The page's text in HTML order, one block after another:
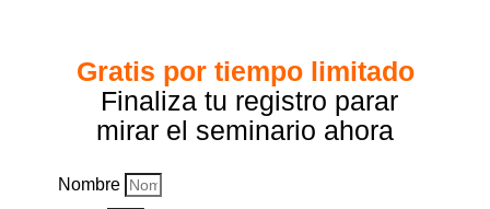
Gratis por tiempo limitado
Finaliza tu registro parar
mirar el seminario ahora
Nombre